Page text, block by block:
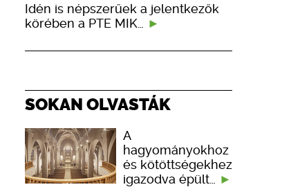
Idén is népszerűek a jelentkezők
körében a PTE MIK…
SOKAN OLVASTÁK
A
hagyományokhoz
és kötöttségekhez
igazodva épült…